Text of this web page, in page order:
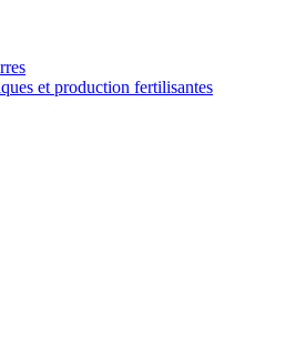
et production fertilisantes